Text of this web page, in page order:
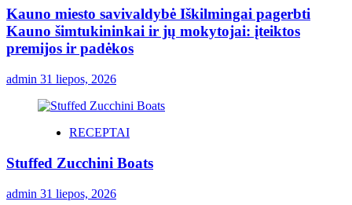
Kauno miesto savivaldybė Iškilmingai pagerbti
Kauno šimtukininkai ir jų mokytojai: įteiktos
premijos ir padėkos
admin 31 liepos, 2026
RECEPTAI
Stuffed Zucchini Boats
admin 31 liepos, 2026